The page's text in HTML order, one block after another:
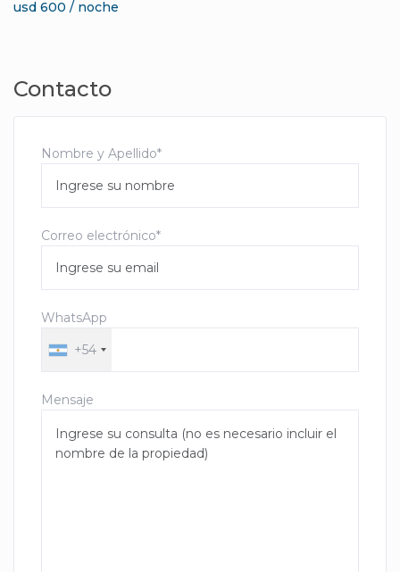
usd 600 / noche
Contacto
Nombre y Apellido*
Correo electrónico*
WhatsApp
+54
Mensaje